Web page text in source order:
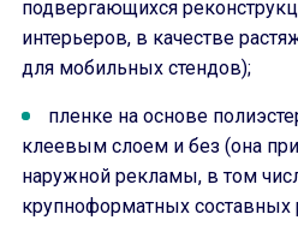
подвергающихся
интерьеров, в качестве
для мобильных стендов);
пленке на основе
клеевым слоем и без (она
наружной рекламы, в том
крупноформатных составных